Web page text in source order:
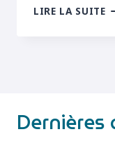
LIRE LA SUITE